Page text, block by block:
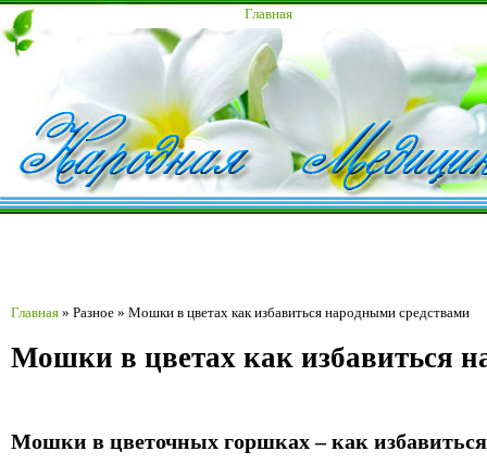
Главная
Главная » Разное » Мошки в цветах как избавиться народными средствами
Мошки в цветах как избавиться
Мошки в цветочных горшках – как